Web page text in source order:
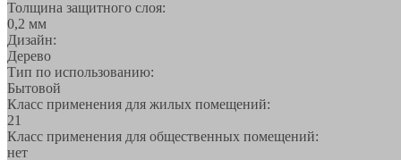
Толщина защитного слоя:
0,2 мм
Дизайн:
Дерево
Тип по использованию:
Бытовой
Класс применения для жилых помещений:
21
Класс применения для общественных помещений:
нет